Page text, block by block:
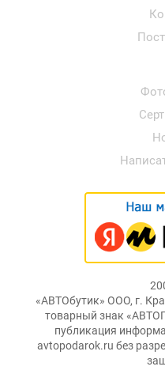
«АВТОбутик» ООО, г.
товарный знак
публикация
avtopodarok.ru без